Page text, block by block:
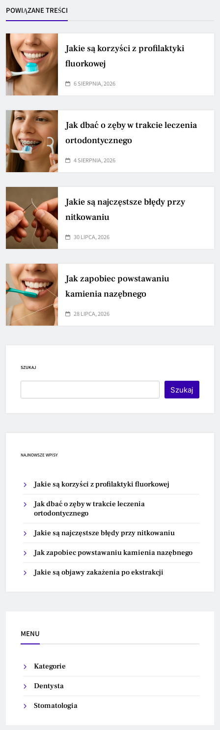
POWIĄZANE TREŚCI
Jakie są korzyści z profilaktyki
fluorkowej
6 SIERPNIA, 2026
Jak dbać o zęby w trakcie leczenia
ortodontycznego
4 SIERPNIA, 2026
Jakie są najczęstsze błędy przy
nitkowaniu
30 LIPCA, 2026
Jak zapobiec powstawaniu
kamienia nazębnego
28 LIPCA, 2026
SZUKAJ
Szukaj
NAJNOWSZE WPISY
Jakie są korzyści z profilaktyki fluorkowej
Jak dbać o zęby w trakcie leczenia
ortodontycznego
Jakie są najczęstsze błędy przy nitkowaniu
Jak zapobiec powstawaniu kamienia nazębnego
Jakie są objawy zakażenia po ekstrakcji
MENU
Kategorie
Dentysta
Stomatologia